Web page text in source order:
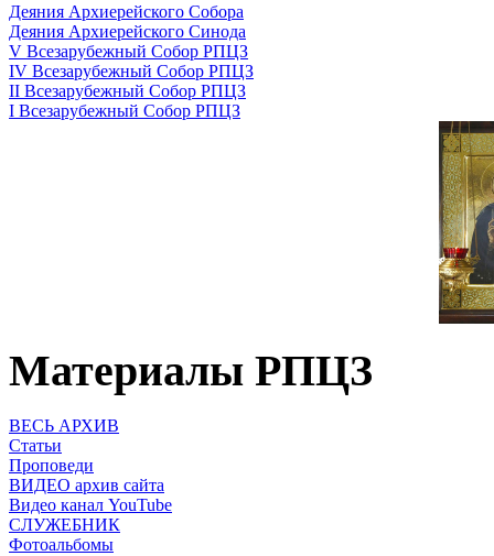
Деяния Архиерейского Собора
Деяния Архиерейского Синода
V Всезарубежный Собор РПЦЗ
IV Всезарубежный Собор РПЦЗ
II Всезарубежный Собор РПЦЗ
I Всезарубежный Собор РПЦЗ
Материалы РПЦЗ
ВЕСЬ АРХИВ
Статьи
Проповеди
ВИДЕО архив сайта
Видео канал YouTube
СЛУЖЕБНИК
Фотоальбомы